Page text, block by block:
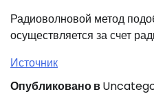
Радиоволновой метод
осуществляется за счет
Источник
Опубликовано в